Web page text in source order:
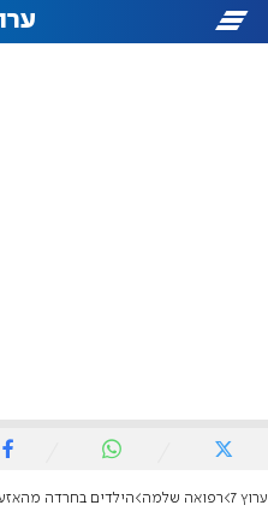
ערוץ 7 רפואה שלמה הילדים בחרדה